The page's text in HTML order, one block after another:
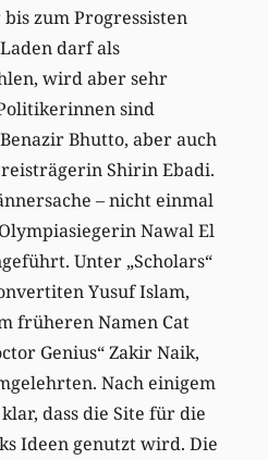
zum Progressisten
darf als
wird aber sehr
sind
Bhutto, aber auch
Shirin Ebadi.
– nicht einmal
Nawal El
Unter „Scholars“
Yusuf Islam,
früheren Namen Cat
Genius“ Zakir Naik,
Nach einigem
dass die Site für die
Ideen genutzt wird. Die